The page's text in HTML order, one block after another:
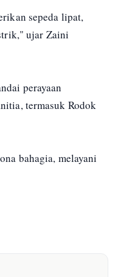
sepeda lipat,
ujar Zaini
perayaan
termasuk Rodok
bahagia, melayani